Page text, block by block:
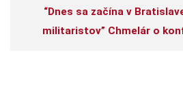
“Dnes sa začína v
militaristov” Chmelár o